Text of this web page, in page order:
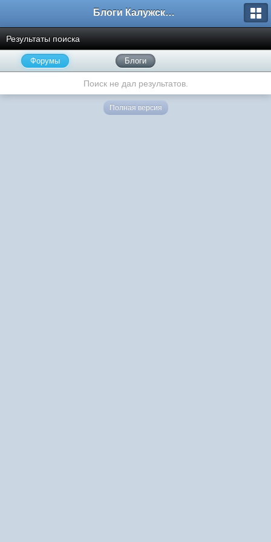
Блоги Калужского перекрестка
Результаты поиска
Форумы Блоги
Поиск не дал результатов.
Полная версия